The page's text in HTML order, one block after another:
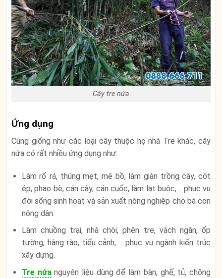
Cây tre nứa
Ứng dụng
Cũng giống như các loại cây thuộc họ nhà Tre khác, cây
nứa có rất nhiều ứng dụng như:
Làm rổ rá, thúng mẹt, mê bồ, làm giàn trồng cây, cót
ép, phao bè, cán cày, cán cuốc, làm lạt buộc,… phục vụ
đời sống sinh hoạt và sản xuất nông nghiệp cho bà con
nông dân.
Làm chuồng trại, nhà chòi, phên tre, vách ngăn, ốp
tường, hàng rào, tiểu cảnh,…. phục vụ ngành kiến trúc
xây dựng.
Tre nứanguyên liệu dùng để làm bàn, ghế, tủ, chõng